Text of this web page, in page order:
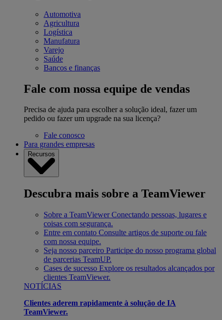
Automotiva
Agricultura
Logística
Manufatura
Varejo
Saúde
Bancos e finanças
Fale com nossa equipe de vendas
Precisa de ajuda para escolher a solução ideal, fazer um
pedido ou fazer um upgrade na sua licença?
Fale conosco
Para grandes empresas
Recursos
Descubra mais sobre a TeamViewer
Sobre a TeamViewer Conectando pessoas, lugares e
coisas com segurança.
Entre em contato Consulte artigos de suporte ou fale
com nossa equipe.
Seja nosso parceiro Participe do nosso programa global
de parcerias TeamUP.
Cases de sucesso Explore os resultados alcançados por
clientes TeamViewer.
NOTÍCIAS
Clientes aderem rapidamente à solução de IA
TeamViewer.